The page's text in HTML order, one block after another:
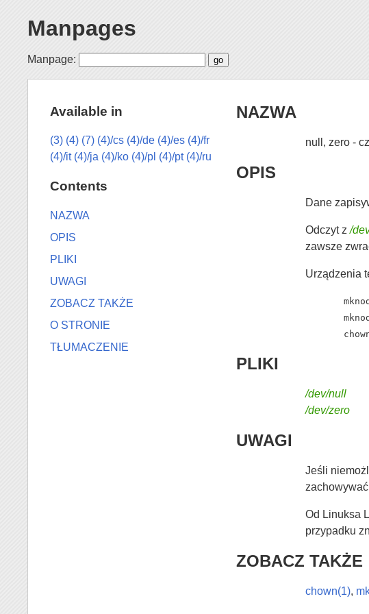
Manpages
Manpage:
NAZWA
null, zero -
OPIS
Dane
Odczyt z/
zawsze
Urządzenia
PLIKI
/dev/null
/dev/zero
UWAGI
Jeśli
Od Linuksa
przypadku
ZOBACZ TAKŻE
chown(1),
Available in
(3) (4) (7) (4)/cs (4)/de (4)/es (4)/fr
(4)/it (4)/ja (4)/ko (4)/pl (4)/pt (4)/ru
Contents
NAZWA
OPIS
PLIKI
UWAGI
ZOBACZ TAKŻE
O STRONIE
TŁUMACZENIE